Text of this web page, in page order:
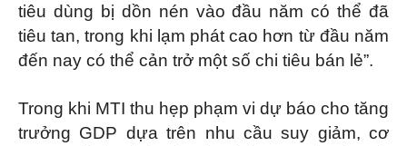
tiêu dùng bị dồn nén vào đầu năm có thể đã
tiêu tan, trong khi lạm phát cao hơn từ đầu năm
đến nay có thể cản trở một số chi tiêu bán lẻ”.
Trong khi MTI thu hẹp phạm vi dự báo cho tăng
trưởng GDP dựa trên nhu cầu suy giảm, cơ